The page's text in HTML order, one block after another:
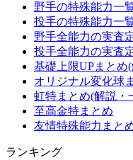
野手の特殊能力一
投手の特殊能力一
野手全能力の実査
投手全能力の実査
基礎上限UPまとめ
オリジナル変化球
虹特まとめ(解説・
至高金特まとめ
友情特殊能力まと
ランキング